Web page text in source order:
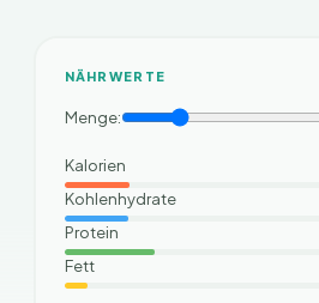
NÄHRWERTE
Menge:
Kalorien
Kohlenhydrate
Protein
Fett